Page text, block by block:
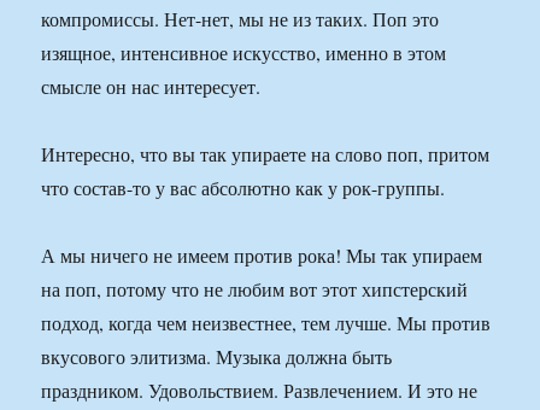
компромиссы. Нет-нет, мы не из таких. Поп это
изящное, интенсивное искусство, именно в этом
смысле он нас интересует.
Интересно, что вы так упираете на слово поп, притом
что состав-то у вас абсолютно как у рок-группы.
А мы ничего не имеем против рока! Мы так упираем
на поп, потому что не любим вот этот хипстерский
подход, когда чем неизвестнее, тем лучше. Мы против
вкусового элитизма. Музыка должна быть
праздником. Удовольствием. Развлечением. И это не